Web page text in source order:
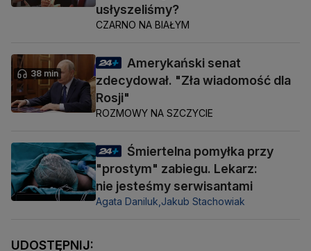
usłyszeliśmy?
CZARNO NA BIAŁYM
38 min
Amerykański senat
zdecydował. "Zła wiadomość dla
Rosji"
ROZMOWY NA SZCZYCIE
Śmiertelna pomyłka przy
"prostym" zabiegu. Lekarz:
nie jesteśmy serwisantami
Agata Daniluk, Jakub Stachowiak
UDOSTĘPNIJ: